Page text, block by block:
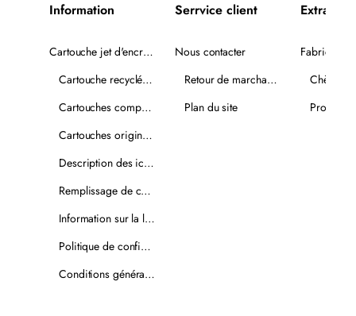
Information
Cartouche jet d'encre recyclée
Cartouche recyclée PLUS
Cartouches compatibles
Cartouches originales
Description des icônes
Remplissage de cartouches
Information sur la livraison
Politique de confidentialité
Conditions générales de vente
Serrvice client
Nous contacter
Retour de marchandise
Plan du site
Extra
Fabricants